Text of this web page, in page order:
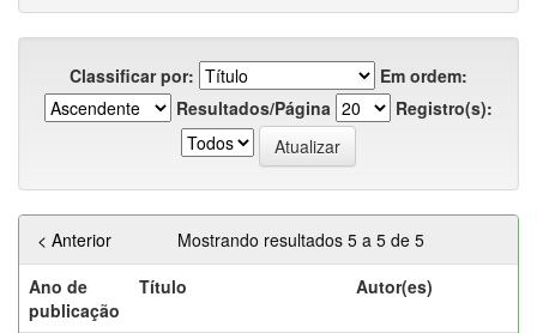
Classificar por:
Em ordem:
Resultados/Página
Registro(s):
Mostrando resultados 5 a 5 de 5
< Anterior
Ano de
publicação
Título Autor(es)